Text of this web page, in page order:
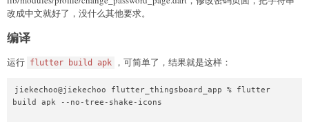
改成中文就好了，没什么其他要求。
编译
运行 flutter build apk ，可简单了，结果就是这样：
jiekechoo@jiekechoo flutter_thingsboard_app % flutter
build apk --no-tree-shake-icons